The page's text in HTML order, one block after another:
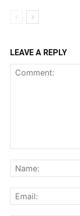
LEAVE A REPLY